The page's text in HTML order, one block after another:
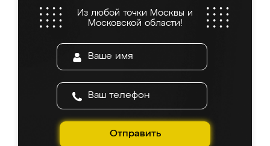
Из любой точки Москвы и
Московской области!
Отправить